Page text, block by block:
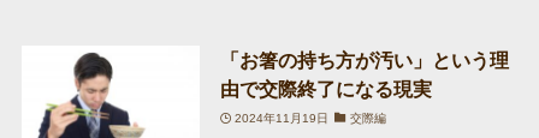
「お箸の持ち方が汚い」という理
由で交際終了になる現実
2024年11月19日 交際編